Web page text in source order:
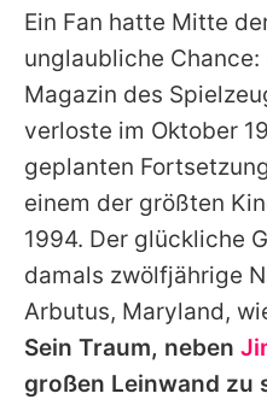
Alle Themen
App
Ein Fan hatte Mitte
unglaubliche
Magazin des
verloste im Oktober
geplanten
einem der größten
1994. Der glückliche
damals zwölfjährige
Arbutus, Maryland,
Sein Traum, neben
großen Leinwand zu